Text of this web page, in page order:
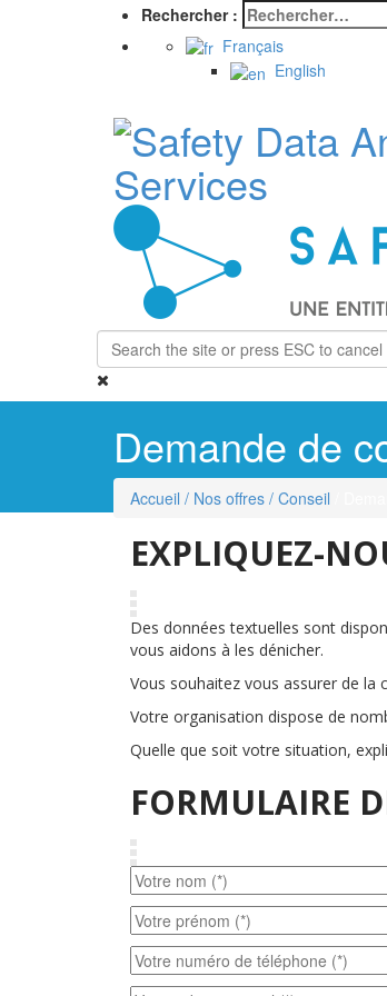
Rechercher :
Français
English
Demande de
Accueil / Nos offres / Conseil
EXPLIQUEZ-
Des données textuelles sont
vous aidons à les dénicher.
Vous souhaitez vous assurer de
Votre organisation dispose de
Quelle que soit votre situation,
FORMULAIRE